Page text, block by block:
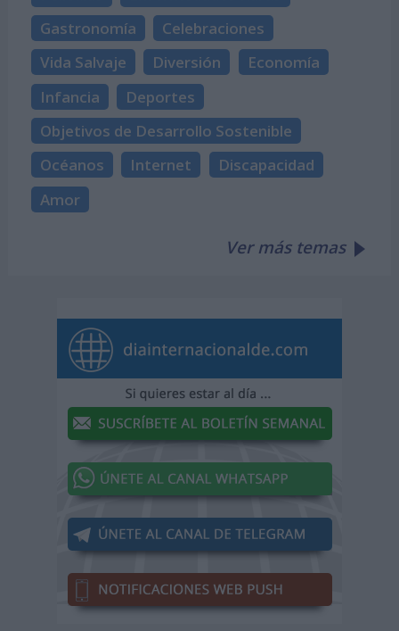
Gastronomía
Celebraciones
Vida Salvaje
Diversión
Economía
Infancia
Deportes
Objetivos de Desarrollo Sostenible
Océanos
Internet
Discapacidad
Amor
Ver más temas